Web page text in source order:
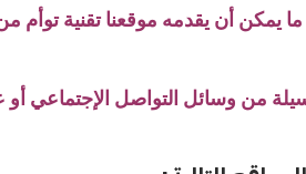
ما يمكن أن يقدمه موقعنا تقنية
من وسائل التواصل الإجتماعي أو